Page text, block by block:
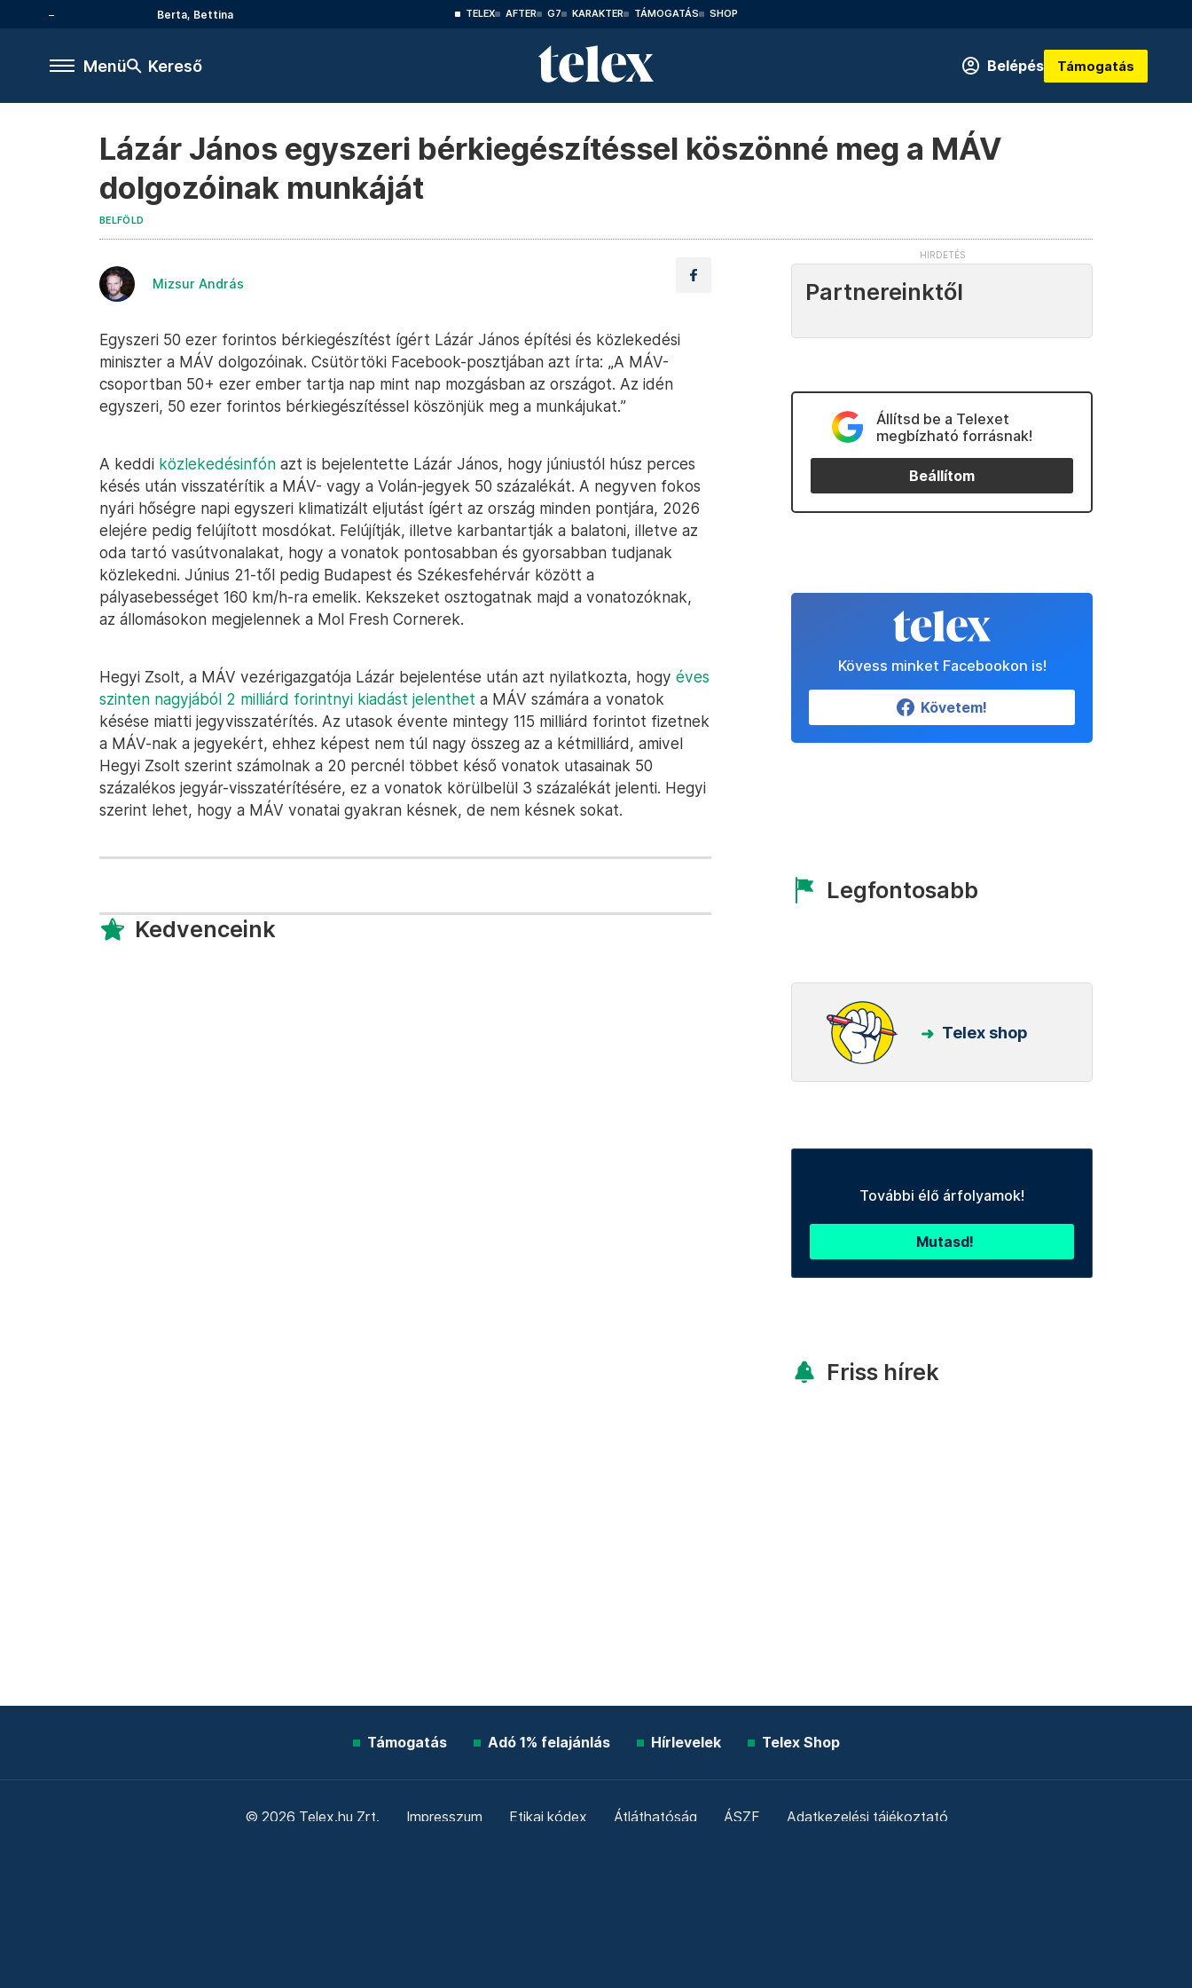
Berta, Bettina TELEX AFTER G7 KARAKTER TÁMOGATÁS SHOP
Menü Kereső Belépés Támogatás
Lázár János egyszeri bérkiegészítéssel köszönné meg a MÁV
dolgozóinak munkáját
BELFÖLD
Mizsur András
Egyszeri 50 ezer forintos bérkiegészítést ígért Lázár János építési és közlekedési
miniszter a MÁV dolgozóinak. Csütörtöki Facebook-posztjában azt írta: „A MÁV-
csoportban 50+ ezer ember tartja nap mint nap mozgásban az országot. Az idén
egyszeri, 50 ezer forintos bérkiegészítéssel köszönjük meg a munkájukat.”
A keddi közlekedésinfón azt is bejelentette Lázár János, hogy júniustól húsz perces
késés után visszatérítik a MÁV- vagy a Volán-jegyek 50 százalékát. A negyven fokos
nyári hőségre napi egyszeri klimatizált eljutást ígért az ország minden pontjára, 2026
elejére pedig felújított mosdókat. Felújítják, illetve karbantartják a balatoni, illetve az
oda tartó vasútvonalakat, hogy a vonatok pontosabban és gyorsabban tudjanak
közlekedni. Június 21-től pedig Budapest és Székesfehérvár között a
pályasebességet 160 km/h-ra emelik. Kekszeket osztogatnak majd a vonatozóknak,
az állomásokon megjelennek a Mol Fresh Cornerek.
Hegyi Zsolt, a MÁV vezérigazgatója Lázár bejelentése után azt nyilatkozta, hogy éves
szinten nagyjából 2 milliárd forintnyi kiadást jelenthet a MÁV számára a vonatok
késése miatti jegyvisszatérítés. Az utasok évente mintegy 115 milliárd forintot fizetnek
a MÁV-nak a jegyekért, ehhez képest nem túl nagy összeg az a kétmilliárd, amivel
Hegyi Zsolt szerint számolnak a 20 percnél többet késő vonatok utasainak 50
százalékos jegyár-visszatérítésére, ez a vonatok körülbelül 3 százalékát jelenti. Hegyi
szerint lehet, hogy a MÁV vonatai gyakran késnek, de nem késnek sokat.
Kedvenceink
Partnereinktől
Állítsd be a Telexet
megbízható forrásnak!
Beállítom
Kövess minket Facebookon is!
Követem!
Legfontosabb
Telex shop
További élő árfolyamok!
Mutasd!
Friss hírek
Támogatás Adó 1% felajánlás Hírlevelek Telex Shop
© 2026 Telex.hu Zrt. Impresszum Etikai kódex Átláthatóság ÁSZF Adatkezelési tájékoztató